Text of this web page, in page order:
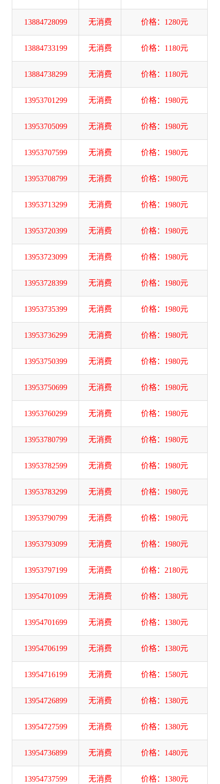
13884728099 无消费 价格：1280元
13884733199 无消费 价格：1180元
13884738299 无消费 价格：1180元
13953701299 无消费 价格：1980元
13953705099 无消费 价格：1980元
13953707599 无消费 价格：1980元
13953708799 无消费 价格：1980元
13953713299 无消费 价格：1980元
13953720399 无消费 价格：1980元
13953723099 无消费 价格：1980元
13953728399 无消费 价格：1980元
13953735399 无消费 价格：1980元
13953736299 无消费 价格：1980元
13953750399 无消费 价格：1980元
13953750699 无消费 价格：1980元
13953760299 无消费 价格：1980元
13953780799 无消费 价格：1980元
13953782599 无消费 价格：1980元
13953783299 无消费 价格：1980元
13953790799 无消费 价格：1980元
13953793099 无消费 价格：1980元
13953797199 无消费 价格：2180元
13954701099 无消费 价格：1380元
13954701699 无消费 价格：1380元
13954706199 无消费 价格：1380元
13954716199 无消费 价格：1580元
13954726899 无消费 价格：1380元
13954727599 无消费 价格：1380元
13954736899 无消费 价格：1480元
13954737599 无消费 价格：1380元